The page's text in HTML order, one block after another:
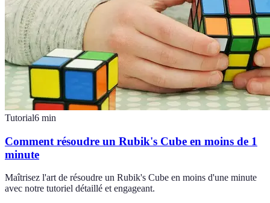
Tutorial6 min
Comment résoudre un Rubik's Cube en moins de 1
minute
Maîtrisez l'art de résoudre un Rubik's Cube en moins d'une minute
avec notre tutoriel détaillé et engageant.